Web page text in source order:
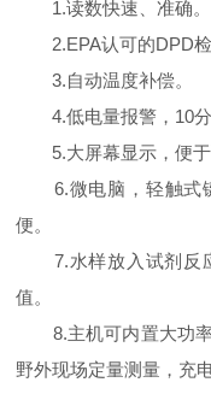
1.读数快速、准确。
2.EPA认可的DPD检
3.自动温度补偿。
4.低电量报警，10分
5.大屏幕显示，便于
6.微电脑，轻触式键
便。
7.水样放入试剂反应
值。
8.主机可内置大功率
野外现场定量测量，充